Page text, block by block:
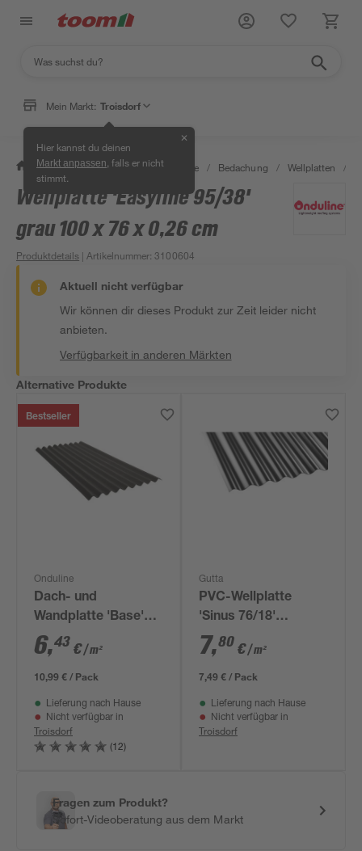
Mein Markt: Troisdorf
Hier kannst du deinen
Markt anpassen , falls er nicht
stimmt.
✕
/ Bauen & Renovieren / Baustoffe / Bedachung / Wellplatten /
Wellplatte 'Easyline 95/38'
grau 100 x 76 x 0,26 cm
Produktdetails | Artikelnummer:3100604
Aktuell nicht verfügbar
Wir können dir dieses Produkt zur Zeit leider nicht
anbieten.
Verfügbarkeit in anderen Märkten
Alternative Produkte
Bestseller
Onduline
Dach- und
Wandplatte 'Base'
schwarz 200 x 85,5 x
0,26 cm
6,43 €/ m²
10,99 € / Pack
Lieferung nach Hause
Nicht verfügbar in
Troisdorf
(12)
Gutta
PVC-Wellplatte
'Sinus 76/18'
schwarz 120 x 80 x
0,12 cm
7,80 €/ m²
7,49 € / Pack
Lieferung nach Hause
Nicht verfügbar in
Troisdorf
Fragen zum Produkt?
Sofort-Videoberatung aus dem Markt